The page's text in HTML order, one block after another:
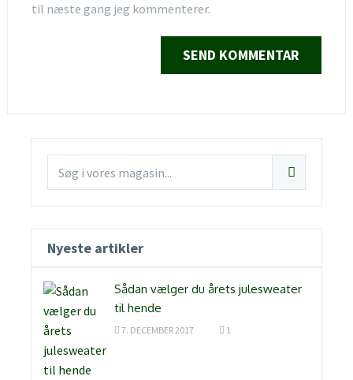
til næste gang jeg kommenterer.
Nyeste artikler
Sådan vælger du årets julesweater
til hende
7. DECEMBER 2017 1